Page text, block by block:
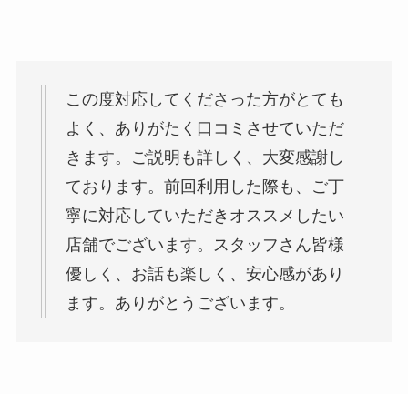
この度対応してくださった方がとても
よく、ありがたく口コミさせていただ
きます。ご説明も詳しく、大変感謝し
ております。前回利用した際も、ご丁
寧に対応していただきオススメしたい
店舗でございます。スタッフさん皆様
優しく、お話も楽しく、安心感があり
ます。ありがとうございます。